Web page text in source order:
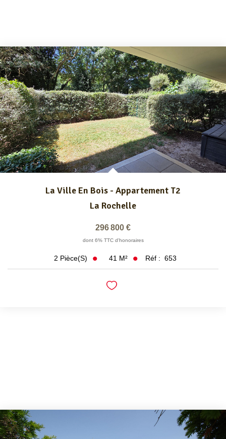
La Ville En Bois - Appartement T2
La Rochelle
296 800 €
dont 6% TTC d'honoraires
2 Pièce(s) 41 M² Réf : 653